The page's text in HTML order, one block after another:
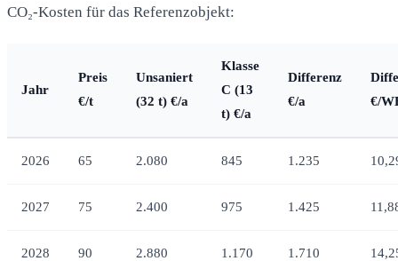
CO₂-Kosten für das Referenzobjekt:
Jahr
Preis
€/t
Unsaniert
(32 t) €/a
Klasse
C (13
t) €/a
Differenz
€/a
€/
2026 65 2.080 845 1.235
2027 75 2.400 975 1.425
2028 90 2.880 1.170 1.710